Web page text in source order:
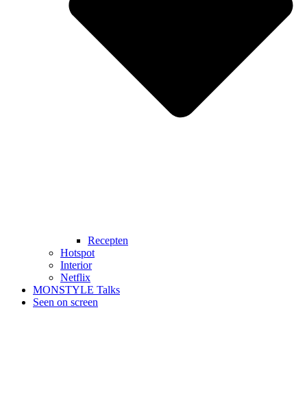
Recepten
Hotspot
Interior
Netflix
MONSTYLE Talks
Seen on screen